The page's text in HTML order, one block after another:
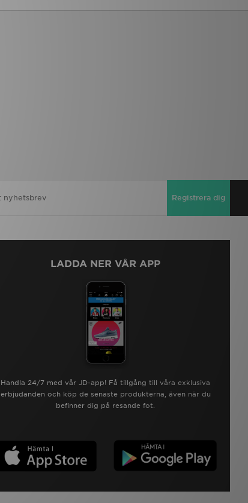
Registrera dig
LADDA NER VÅR APP
Handla 24/7 med vår JD-app! Få tillgång till våra exklusiva
erbjudanden och köp de senaste produkterna, även när du
befinner dig på resande fot.